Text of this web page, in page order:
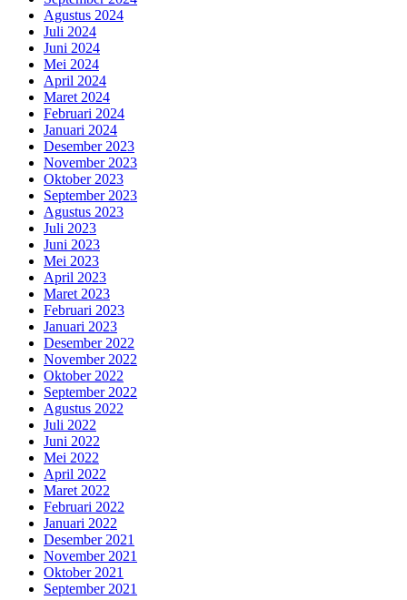
Agustus 2024
Juli 2024
Juni 2024
Mei 2024
April 2024
Maret 2024
Februari 2024
Januari 2024
Desember 2023
November 2023
Oktober 2023
September 2023
Agustus 2023
Juli 2023
Juni 2023
Mei 2023
April 2023
Maret 2023
Februari 2023
Januari 2023
Desember 2022
November 2022
Oktober 2022
September 2022
Agustus 2022
Juli 2022
Juni 2022
Mei 2022
April 2022
Maret 2022
Februari 2022
Januari 2022
Desember 2021
November 2021
Oktober 2021
September 2021